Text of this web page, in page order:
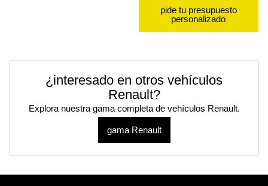
pide tu presupuesto
personalizado
¿interesado en otros vehículos
Renault?
Explora nuestra gama completa de vehículos Renault.
gama Renault